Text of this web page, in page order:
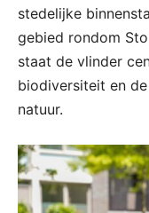
stedelijke
gebied rondom
staat de vlinder
biodiversiteit en
natuur.